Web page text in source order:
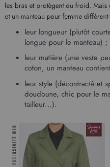
les bras et protègent du froid. Mais
et un manteau pour femme
leur longueur (plutôt
longue pour le manteau) ;
leur matière (une veste
coton, un manteau
leur style (décontracté et
doudoune, chic pour le
tailleur...).